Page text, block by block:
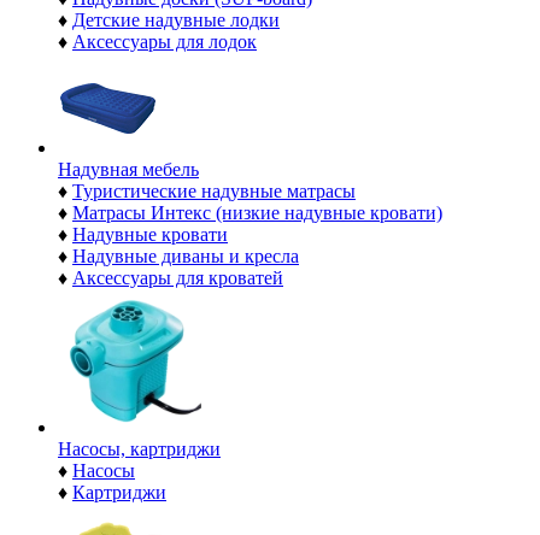
♦ Детские надувные лодки
♦ Аксессуары для лодок
Надувная мебель
♦ Туристические надувные матрасы
♦ Матрасы Интекс (низкие надувные кровати)
♦ Надувные кровати
♦ Надувные диваны и кресла
♦ Аксессуары для кроватей
Насосы, картриджи
♦ Насосы
♦ Картриджи